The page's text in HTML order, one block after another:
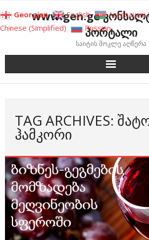
to
content
www.gen.ge
პორტალი
საიტის მოკლე აღწერა
TAG ARCHIVES:
ᲰᲐᲛᲙᲝᲠᲘ
Georgian English Azerbaijani
Chinese (Simplified)
Russian